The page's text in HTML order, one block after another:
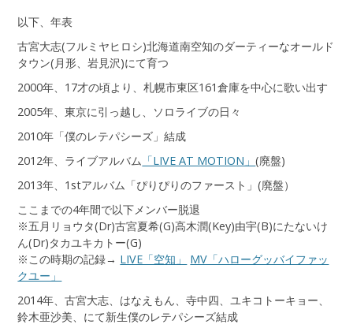
以下、年表
古宮大志(フルミヤヒロシ)北海道南空知のダーティーなオールド
タウン(月形、岩見沢)にて育つ
2000年、17才の頃より、札幌市東区161倉庫を中心に歌い出す
2005年、東京に引っ越し、ソロライブの日々
2010年「僕のレテパシーズ」結成
2012年、ライブアルバム 「LIVE AT MOTION」(廃盤)
2013年、1stアルバム「ぴりぴりのファースト」(廃盤）
ここまでの4年間で以下メンバー脱退
※五月リョウタ(Dr)古宮夏希(G)高木潤(Key)由宇(B)にたないけ
ん(Dr)タカユキカトー(G)
※この時期の記録→ LIVE「空知」
MV「ハローグッバイファッ
クユー」
2014年、古宮大志、はなえもん、寺中四、ユキコトーキョー、
鈴木亜沙美、にて新生僕のレテパシーズ結成